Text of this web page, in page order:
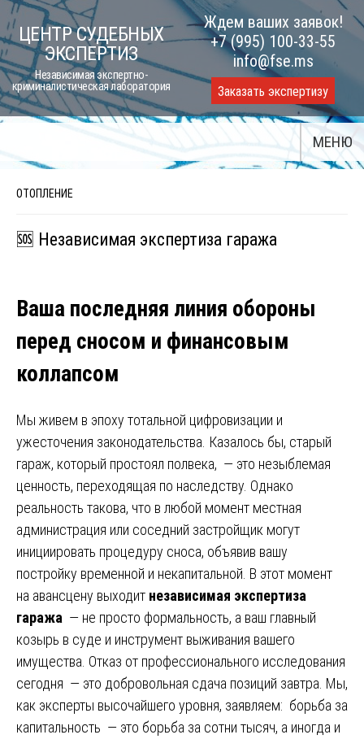
Skip
to
content
ЦЕНТР СУДЕБНЫХ
ЭКСПЕРТИЗ
Независимая экспертно-
криминалистическая лаборатория
Ждем ваших заявок!
+7 (995) 100-33-55
info@fse.ms
Заказать экспертизу
МЕНЮ
ОТОПЛЕНИЕ
🆘 Независимая экспертиза гаража
Ваша последняя линия обороны
перед сносом и финансовым
коллапсом
Мы живем в эпоху тотальной цифровизации и
ужесточения законодательства. Казалось бы, старый
гараж, который простоял полвека, — это незыблемая
ценность, переходящая по наследству. Однако
реальность такова, что в любой момент местная
администрация или соседний застройщик могут
инициировать процедуру сноса, объявив вашу
постройку временной и некапитальной. В этот момент
на авансцену выходит независимая экспертиза
гаража — не просто формальность, а ваш главный
козырь в суде и инструмент выживания вашего
имущества. Отказ от профессионального исследования
сегодня — это добровольная сдача позиций завтра. Мы,
как эксперты высочайшего уровня, заявляем: борьба за
капитальность — это борьба за сотни тысяч, а иногда и